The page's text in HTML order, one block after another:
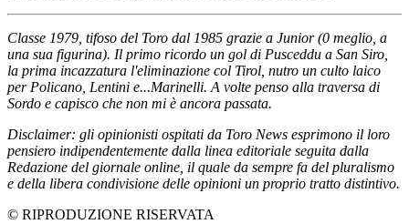
Classe 1979, tifoso del Toro dal 1985 grazie a Junior (0 meglio, a
una sua figurina). Il primo ricordo un gol di Pusceddu a San Siro,
la prima incazzatura l'eliminazione col Tirol, nutro un culto laico
per Policano, Lentini e...Marinelli. A volte penso alla traversa di
Sordo e capisco che non mi è ancora passata.
Disclaimer: gli opinionisti ospitati da Toro News esprimono il loro
pensiero indipendentemente dalla linea editoriale seguita dalla
Redazione del giornale online, il quale da sempre fa del pluralismo
e della libera condivisione delle opinioni un proprio tratto distintivo.
© RIPRODUZIONE RISERVATA